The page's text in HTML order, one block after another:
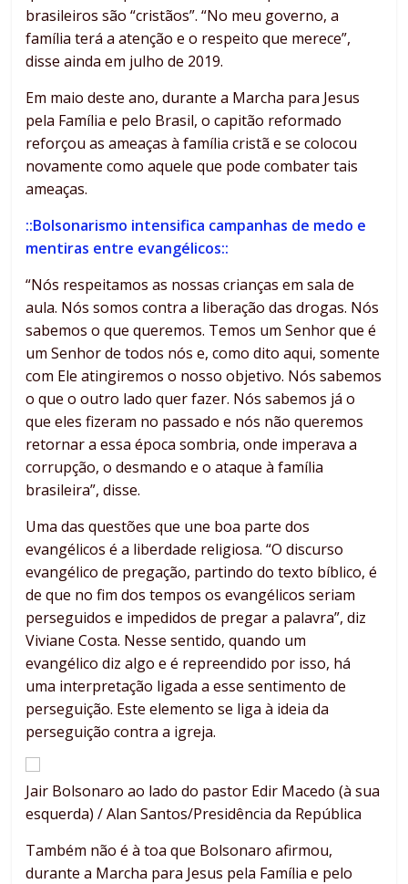
brasileiros são “cristãos”. “No meu governo, a
família terá a atenção e o respeito que merece”,
disse ainda em julho de 2019.
Em maio deste ano, durante a Marcha para Jesus
pela Família e pelo Brasil, o capitão reformado
reforçou as ameaças à família cristã e se colocou
novamente como aquele que pode combater tais
ameaças.
::Bolsonarismo intensifica campanhas de medo e
mentiras entre evangélicos::
“Nós respeitamos as nossas crianças em sala de
aula. Nós somos contra a liberação das drogas. Nós
sabemos o que queremos. Temos um Senhor que é
um Senhor de todos nós e, como dito aqui, somente
com Ele atingiremos o nosso objetivo. Nós sabemos
o que o outro lado quer fazer. Nós sabemos já o
que eles fizeram no passado e nós não queremos
retornar a essa época sombria, onde imperava a
corrupção, o desmando e o ataque à família
brasileira”, disse.
Uma das questões que une boa parte dos
evangélicos é a liberdade religiosa. “O discurso
evangélico de pregação, partindo do texto bíblico, é
de que no fim dos tempos os evangélicos seriam
perseguidos e impedidos de pregar a palavra”, diz
Viviane Costa. Nesse sentido, quando um
evangélico diz algo e é repreendido por isso, há
uma interpretação ligada a esse sentimento de
perseguição. Este elemento se liga à ideia da
perseguição contra a igreja.
Jair Bolsonaro ao lado do pastor Edir Macedo (à sua
esquerda) / Alan Santos/Presidência da República
Também não é à toa que Bolsonaro afirmou,
durante a Marcha para Jesus pela Família e pelo